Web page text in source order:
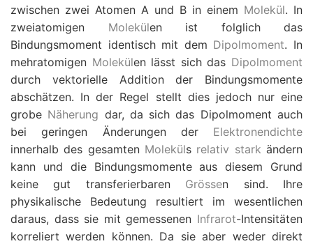
zwischen zwei Atomen A und B in einem Molekül. In
zweiatomigen Molekülen ist folglich das
Bindungsmoment identisch mit dem Dipolmoment. In
mehratomigen Molekülen lässt sich das Dipolmoment
durch vektorielle Addition der Bindungsmomente
abschätzen. In der Regel stellt dies jedoch nur eine
grobe Näherung dar, da sich das Dipolmoment auch
bei geringen Änderungen der Elektronendichte
innerhalb des gesamten Moleküls relativ stark ändern
kann und die Bindungsmomente aus diesem Grund
keine gut transferierbaren Grössen sind. Ihre
physikalische Bedeutung resultiert im wesentlichen
daraus, dass sie mit gemessenen Infrarot-Intensitäten
korreliert werden können. Da sie aber weder direkt